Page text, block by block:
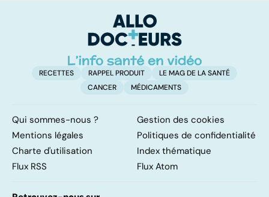
RECETTES RAPPEL PRODUIT
LE MAG DE LA SANTÉ
CANCER
MÉDICAMENTS
Qui sommes-nous ?
Gestion des cookies
Mentions légales
Politiques de confidentialité
Charte d'utilisation
Index thématique
Flux RSS
Flux Atom